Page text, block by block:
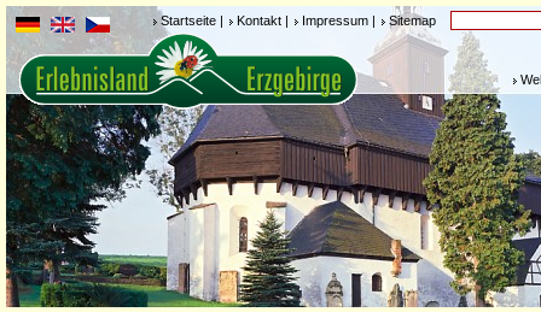
Startseite | Kontakt | Impressum | Sitemap